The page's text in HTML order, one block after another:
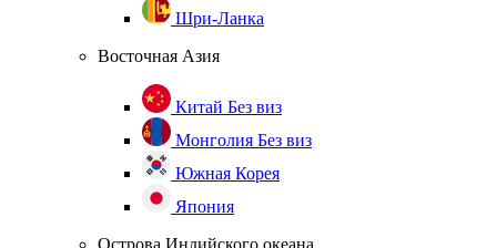
Шри-Ланка
Восточная Азия
Китай Без виз
Монголия Без виз
Южная Корея
Япония
Острова Индийского океана